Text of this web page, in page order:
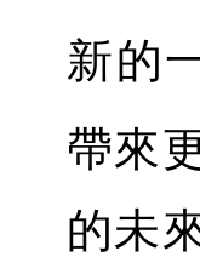
新的
帶來
的未